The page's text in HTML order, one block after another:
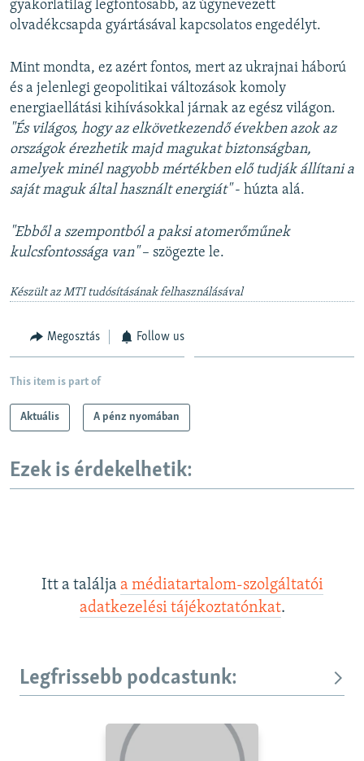
gyakorlatilag legfontosabb, az úgynevezett
olvadékcsapda gyártásával kapcsolatos engedélyt.
Mint mondta, ez azért fontos, mert az ukrajnai háború
és a jelenlegi geopolitikai változások komoly
energiaellátási kihívásokkal járnak az egész világon.
"És világos, hogy az elkövetkezendő években azok az
országok érezhetik majd magukat biztonságban,
amelyek minél nagyobb mértékben elő tudják állítani a
saját maguk által használt energiát"- húzta alá.
"Ebből a szempontból a paksi atomerőműnek
kulcsfontossága van"– szögezte le.
Készült az MTI tudósításának felhasználásával
Megosztás Follow us
This item is part of
Aktuális A pénz nyomában
Ezek is érdekelhetik:
Itt a találja a médiatartalom-szolgáltatói
adatkezelési tájékoztatónkat.
Legfrissebb podcastunk: